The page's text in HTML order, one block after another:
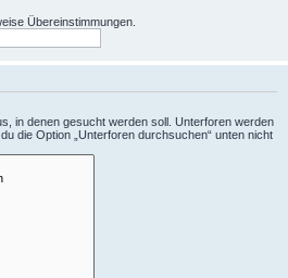
Übereinstimmungen.
in denen gesucht werden soll. Unterforen werden
die Option „Unterforen durchsuchen“ unten nicht